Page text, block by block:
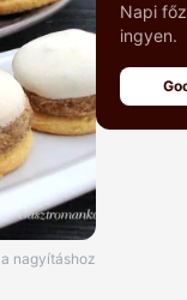
nagyításhoz
Napi
ingyen.